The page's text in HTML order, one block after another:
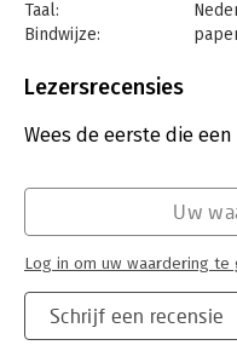
Taal:
Bindwijze:
Uitgever:
Verschijningsdatum:
7-5-
Lezersrecensies
Wees de eerste die
Schrijf een recensie
Uw
Log in om uw waardering te